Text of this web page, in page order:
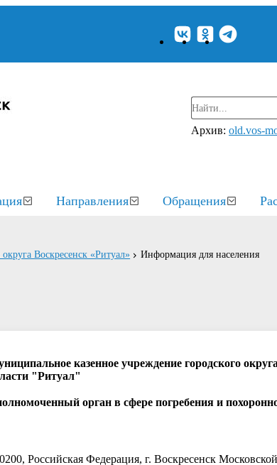
Архив: old.vos-
Направления Обращения
Воскресенск «Ритуал» Информация для населения
казенное учреждение городского
"Ритуал"
орган в сфере погребения и
Российская Федерация, г. Воскресенск